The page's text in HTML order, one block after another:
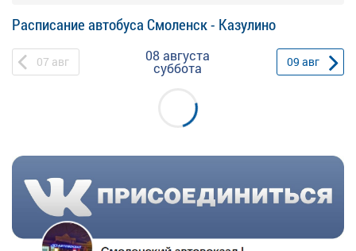
Расписание автобуса Смоленск - Казулино
07 авг 08 августа
суббота 09 авг